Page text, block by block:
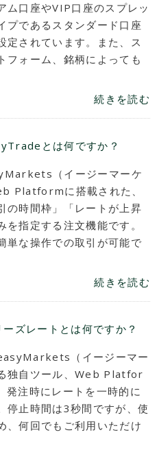
ム口座やVIP口座のスプレッ
プであるスタンダード口座
定されています。また、ス
フォーム、銘柄によっても
続きを読む
とは何ですか？
（イージーマーケ
Platformに搭載された、
の時間枠」「レートが上昇
指定する注文機能です。
単な操作での取引が可能で
続きを読む
ズレートとは何ですか？
（イージーマー
独自ツール、Web Platfor
発注時にレートを一時的に
停止時間は3秒間ですが、使
、何回でもご利用いただけ